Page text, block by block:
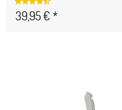
39,95 € *